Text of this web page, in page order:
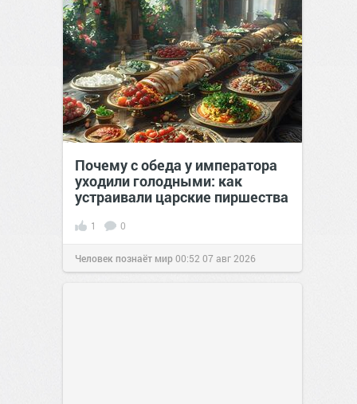
Почему с обеда у императора
уходили голодными: как
устраивали царские пиршества
1 0
Человек познаёт мир00:52 07 авг 2026